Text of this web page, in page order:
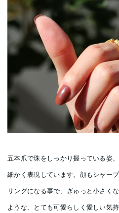
五本爪で珠をしっかり握っている姿
細かく表現しています。顔もシャー
リングになる事で、ぎゅっと小さく
ような、とても可愛らしく愛しい気